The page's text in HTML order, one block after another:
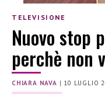
TELEVISIONE
Nuovo stop
perchè non
CHIARA NAVA | 10 LUGLIO